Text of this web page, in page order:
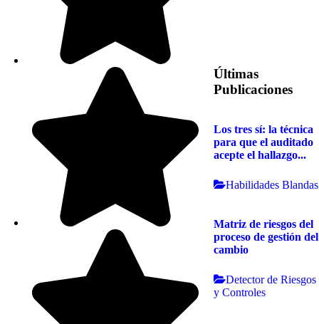
Últimas
Publicaciones
Los tres sí: la técnica
para que el auditado
acepte el hallazgo...
Habilidades Blandas
Matriz de riesgos del
proceso de gestión del
cambio
Detector de Riesgos
y Controles